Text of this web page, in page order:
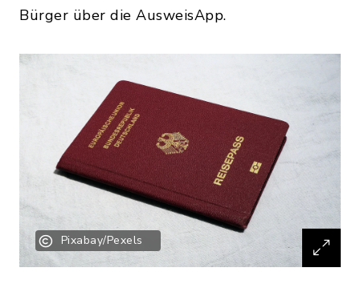
Bürger über die AusweisApp.
Pixabay/Pexels